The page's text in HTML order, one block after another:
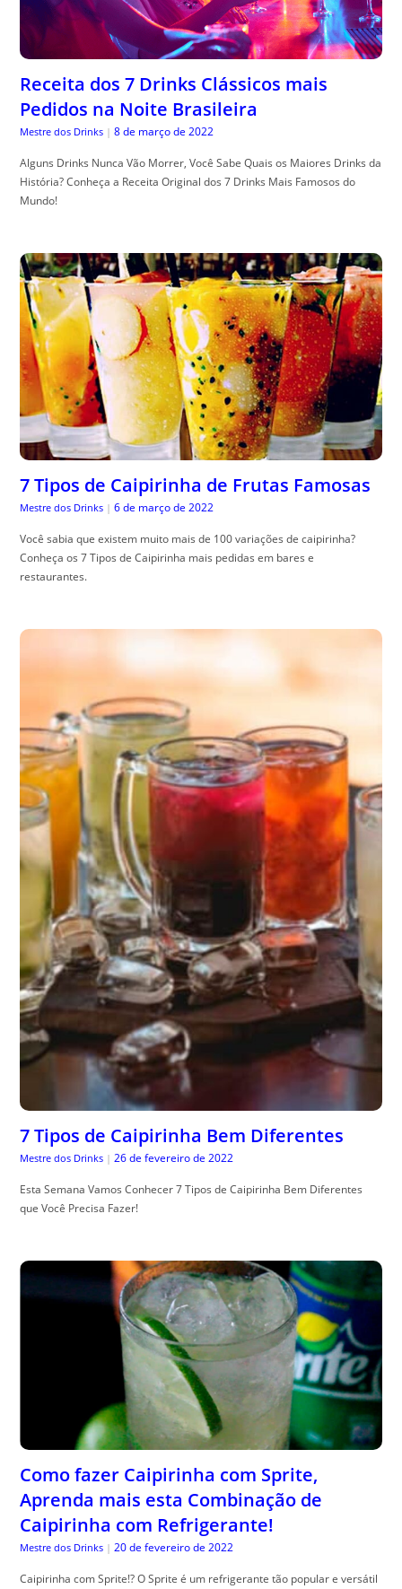
Receita dos 7 Drinks Clássicos mais
Pedidos na Noite Brasileira
Mestre dos Drinks | 8 de março de 2022
Alguns Drinks Nunca Vão Morrer, Você Sabe Quais os Maiores Drinks da
História? Conheça a Receita Original dos 7 Drinks Mais Famosos do
Mundo!
7 Tipos de Caipirinha de Frutas Famosas
Mestre dos Drinks | 6 de março de 2022
Você sabia que existem muito mais de 100 variações de caipirinha?
Conheça os 7 Tipos de Caipirinha mais pedidas em bares e
restaurantes.
7 Tipos de Caipirinha Bem Diferentes
Mestre dos Drinks | 26 de fevereiro de 2022
Esta Semana Vamos Conhecer 7 Tipos de Caipirinha Bem Diferentes
que Você Precisa Fazer!
Como fazer Caipirinha com Sprite,
Aprenda mais esta Combinação de
Caipirinha com Refrigerante!
Mestre dos Drinks | 20 de fevereiro de 2022
Caipirinha com Sprite!? O Sprite é um refrigerante tão popular e versátil